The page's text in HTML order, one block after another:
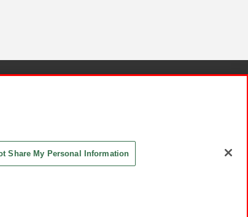
Share My Personal Information